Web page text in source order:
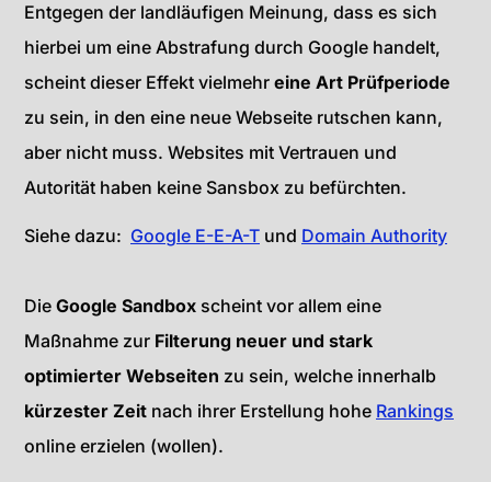
Entgegen der landläufigen Meinung, dass es sich
hierbei um eine Abstrafung durch Google handelt,
scheint dieser Effekt vielmehr eine Art Prüfperiode
zu sein, in den eine neue Webseite rutschen kann,
aber nicht muss. Websites mit Vertrauen und
Autorität haben keine Sansbox zu befürchten.
Siehe dazu: Google E-E-A-T und Domain Authority
Die Google Sandbox scheint vor allem eine
Maßnahme zur Filterung neuer und stark
optimierter Webseiten zu sein, welche innerhalb
kürzester Zeit nach ihrer Erstellung hohe Rankings
online erzielen (wollen).